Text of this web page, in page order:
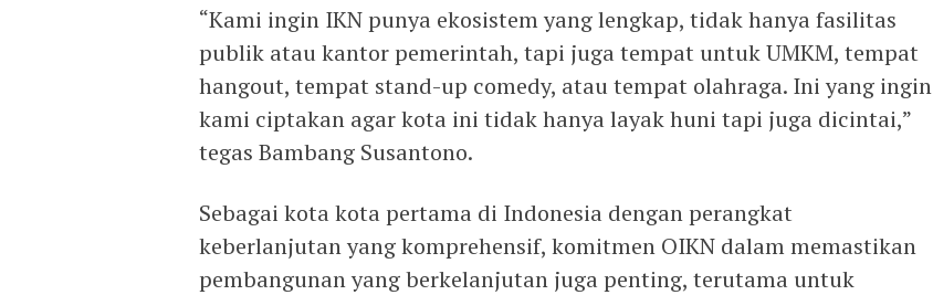
“Kami ingin IKN punya ekosistem yang lengkap, tidak hanya fasilitas
publik atau kantor pemerintah, tapi juga tempat untuk UMKM, tempat
hangout, tempat stand-up comedy, atau tempat olahraga. Ini yang ingin
kami ciptakan agar kota ini tidak hanya layak huni tapi juga dicintai,”
tegas Bambang Susantono.
Sebagai kota kota pertama di Indonesia dengan perangkat
keberlanjutan yang komprehensif, komitmen OIKN dalam memastikan
pembangunan yang berkelanjutan juga penting, terutama untuk